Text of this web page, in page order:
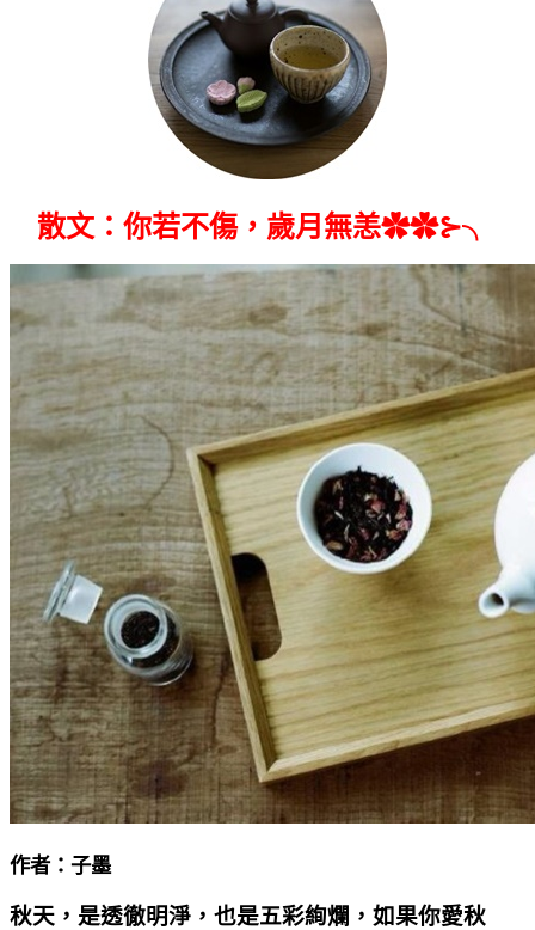
散文：你若不傷，歲月無恙✿✿⊱╮
作者：子墨
秋天，是透徹明淨，也是五彩絢爛，如果你愛秋